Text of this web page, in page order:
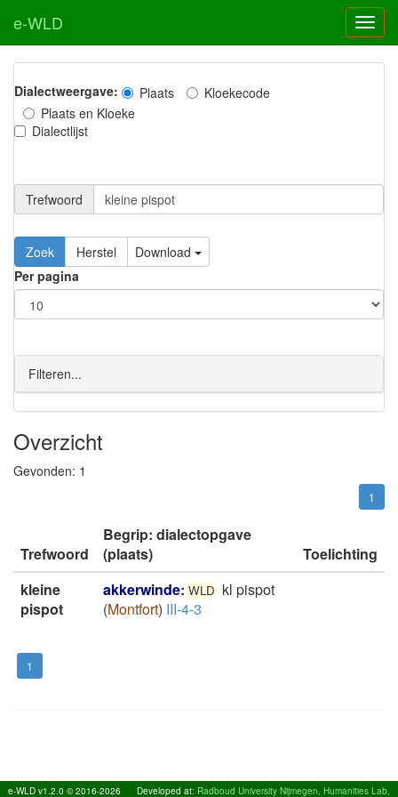
e-WLD
Dialectweergave: Plaats
Kloekecode
Plaats en Kloeke
Dialectlijst
Trefwoord
Download
Per pagina
Filteren...
Overzicht
Gevonden: 1
1
Trefwoord
Begrip: dialectopgave
(plaats)
Toelichting
kleine
pispot
akkerwinde: WLD kl pispot
(Montfort) III-4-3
1
e-WLD v1.2.0 © 2016-2026 Developed at: Radboud University Nijmegen, Humanities Lab,